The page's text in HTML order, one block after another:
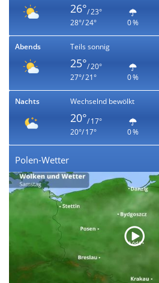
26°/ 23°
28°/ 24°
0 %
Abends Teils sonnig
25°/ 20°
27°/ 21°
0 %
Nachts Wechselnd bewölkt
20°/ 17°
20°/ 17°
0 %
Polen-Wetter